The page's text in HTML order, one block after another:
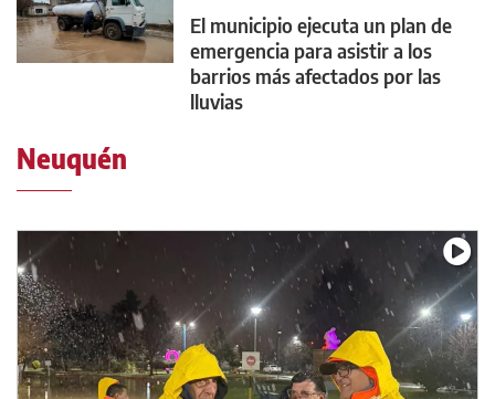
El municipio ejecuta un plan de
emergencia para asistir a los
barrios más afectados por las
lluvias
Neuquén